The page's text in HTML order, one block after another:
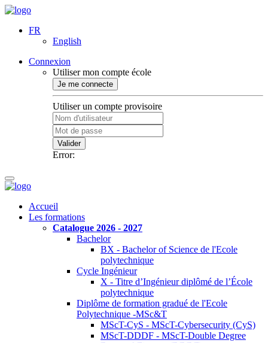
FR
English
Connexion
Utiliser mon compte école
Je me connecte
Utiliser un compte provisoire
Valider
Error:
Accueil
Les formations
Catalogue 2026 - 2027
Bachelor
BX - Bachelor of Science de l'Ecole
polytechnique
Cycle Ingénieur
X - Titre d’Ingénieur diplômé de l’École
polytechnique
Diplôme de formation gradué de l'Ecole
Polytechnique -MSc&T
MScT-CyS - MScT-Cybersecurity (CyS)
MScT-DDDF - MScT-Double Degree